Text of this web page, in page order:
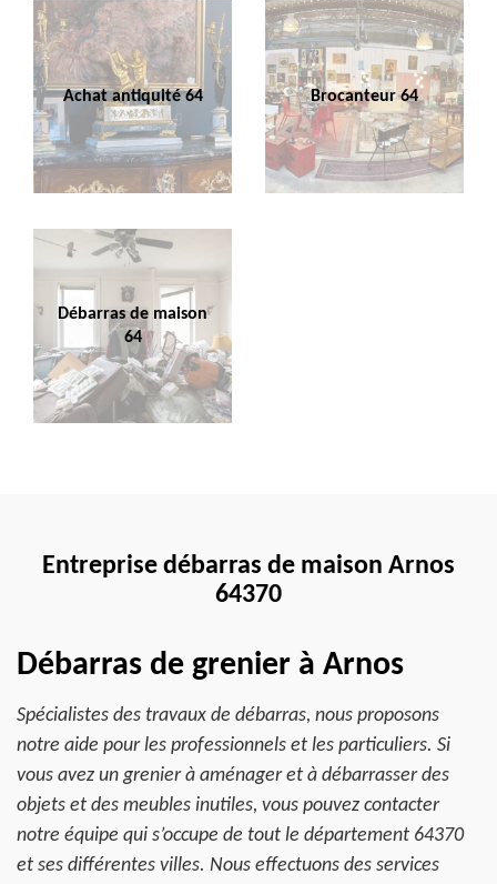
Achat antiquité 64 Brocanteur 64
Débarras de maison
64
Entreprise débarras de maison Arnos
64370
Débarras de grenier à Arnos
Spécialistes des travaux de débarras, nous proposons
notre aide pour les professionnels et les particuliers. Si
vous avez un grenier à aménager et à débarrasser des
objets et des meubles inutiles, vous pouvez contacter
notre équipe qui s’occupe de tout le département 64370
et ses différentes villes. Nous effectuons des services